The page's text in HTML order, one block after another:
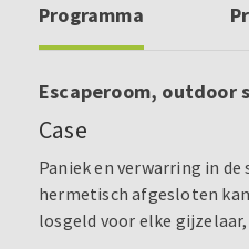
Programma
Escaperoom,
Case
Paniek en verwarring in
hermetisch afgesloten
losgeld voor elke